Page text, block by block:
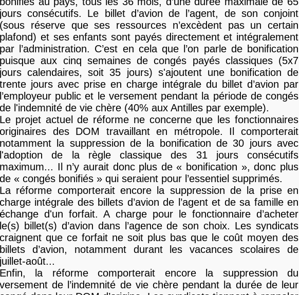
jours consécutifs. Le billet d’avion de l’agent, de son conjoint
(sous réserve que ses ressources n’excèdent pas un certain
plafond) et ses enfants sont payés directement et intégralement
par l’administration. C’est en cela que l’on parle de bonification
puisque aux cinq semaines de congés payés classiques (5x7
jours calendaires, soit 35 jours) s'ajoutent une bonification de
trente jours avec prise en charge intégrale du billet d’avion par
l’employeur public et le versement pendant la période de congés
de l'indemnité de vie chère (40% aux Antilles par exemple).
Le projet actuel de réforme ne concerne que les fonctionnaires
originaires des DOM travaillant en métropole. Il comporterait
notamment la suppression de la bonification de 30 jours avec
l'adoption de la règle classique des 31 jours consécutifs
maximum... Il n’y aurait donc plus de « bonification », donc plus
de « congés bonifiés » qui seraient pour l’essentiel supprimés.
La réforme comporterait encore la suppression de la prise en
charge intégrale des billets d’avion de l’agent et de sa famille en
échange d'un forfait. A charge pour le fonctionnaire d’acheter
le(s) billet(s) d’avion dans l’agence de son choix. Les syndicats
craignent que ce forfait ne soit plus bas que le coût moyen des
billets d’avion, notamment durant les vacances scolaires de
juillet-août...
Enfin, la réforme comporterait encore la suppression du
versement de l’indemnité de vie chère pendant la durée de leur